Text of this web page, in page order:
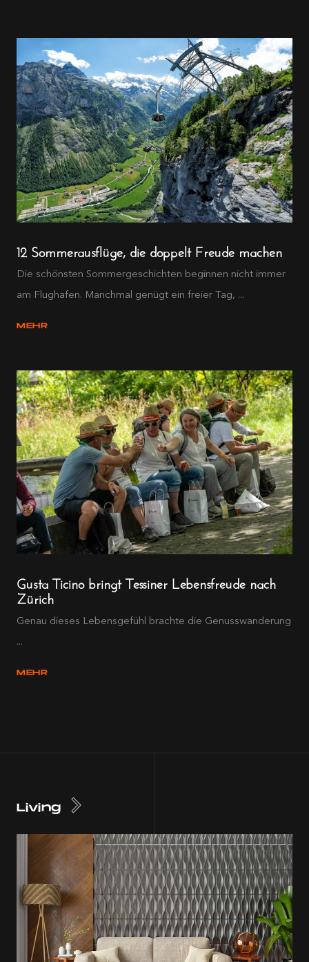
12 Sommerausflüge, die doppelt Freude machen
Die schönsten Sommergeschichten beginnen nicht immer
am Flughafen. Manchmal genügt ein freier Tag, ...
MEHR
Gusta Ticino bringt Tessiner Lebensfreude nach
Zürich
Genau dieses Lebensgefühl brachte die Genusswanderung
...
MEHR
Living